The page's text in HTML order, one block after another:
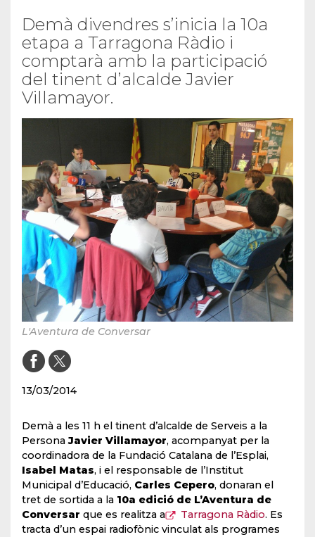
Demà divendres s’inicia la 10a
etapa a Tarragona Ràdio i
comptarà amb la participació
del tinent d’alcalde Javier
Villamayor.
L'Aventura de Conversar
13/03/2014
Demà a les 11 h el tinent d’alcalde de Serveis a la
PersonaJavier Villamayor, acompanyat per la
coordinadora de la Fundació Catalana de l’Esplai,
Isabel Matas, i el responsable de l’Institut
Municipal d’Educació, Carles Cepero, donaran el
tret de sortida a la 10a edició de L’Aventura de
Conversar que es realitza a Tarragona Ràdio. Es
tracta d’un espai radiofònic vinculat als programes